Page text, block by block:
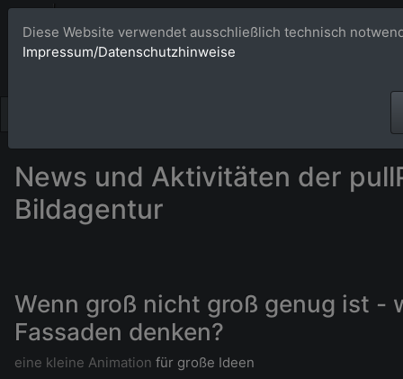
Bildagentur
News und Aktivitäten der
Bildagentur
Wenn groß nicht groß genug ist -
Fassaden denken?
eine kleine Animation für große Ideen
Diese Website verwendet ausschließlich technisch
Impressum/Datenschutzhinweise